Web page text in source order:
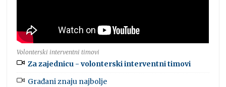
Volonterski interventni timovi
Za zajednicu - volonterski interventni timovi
Građani znaju najbolje